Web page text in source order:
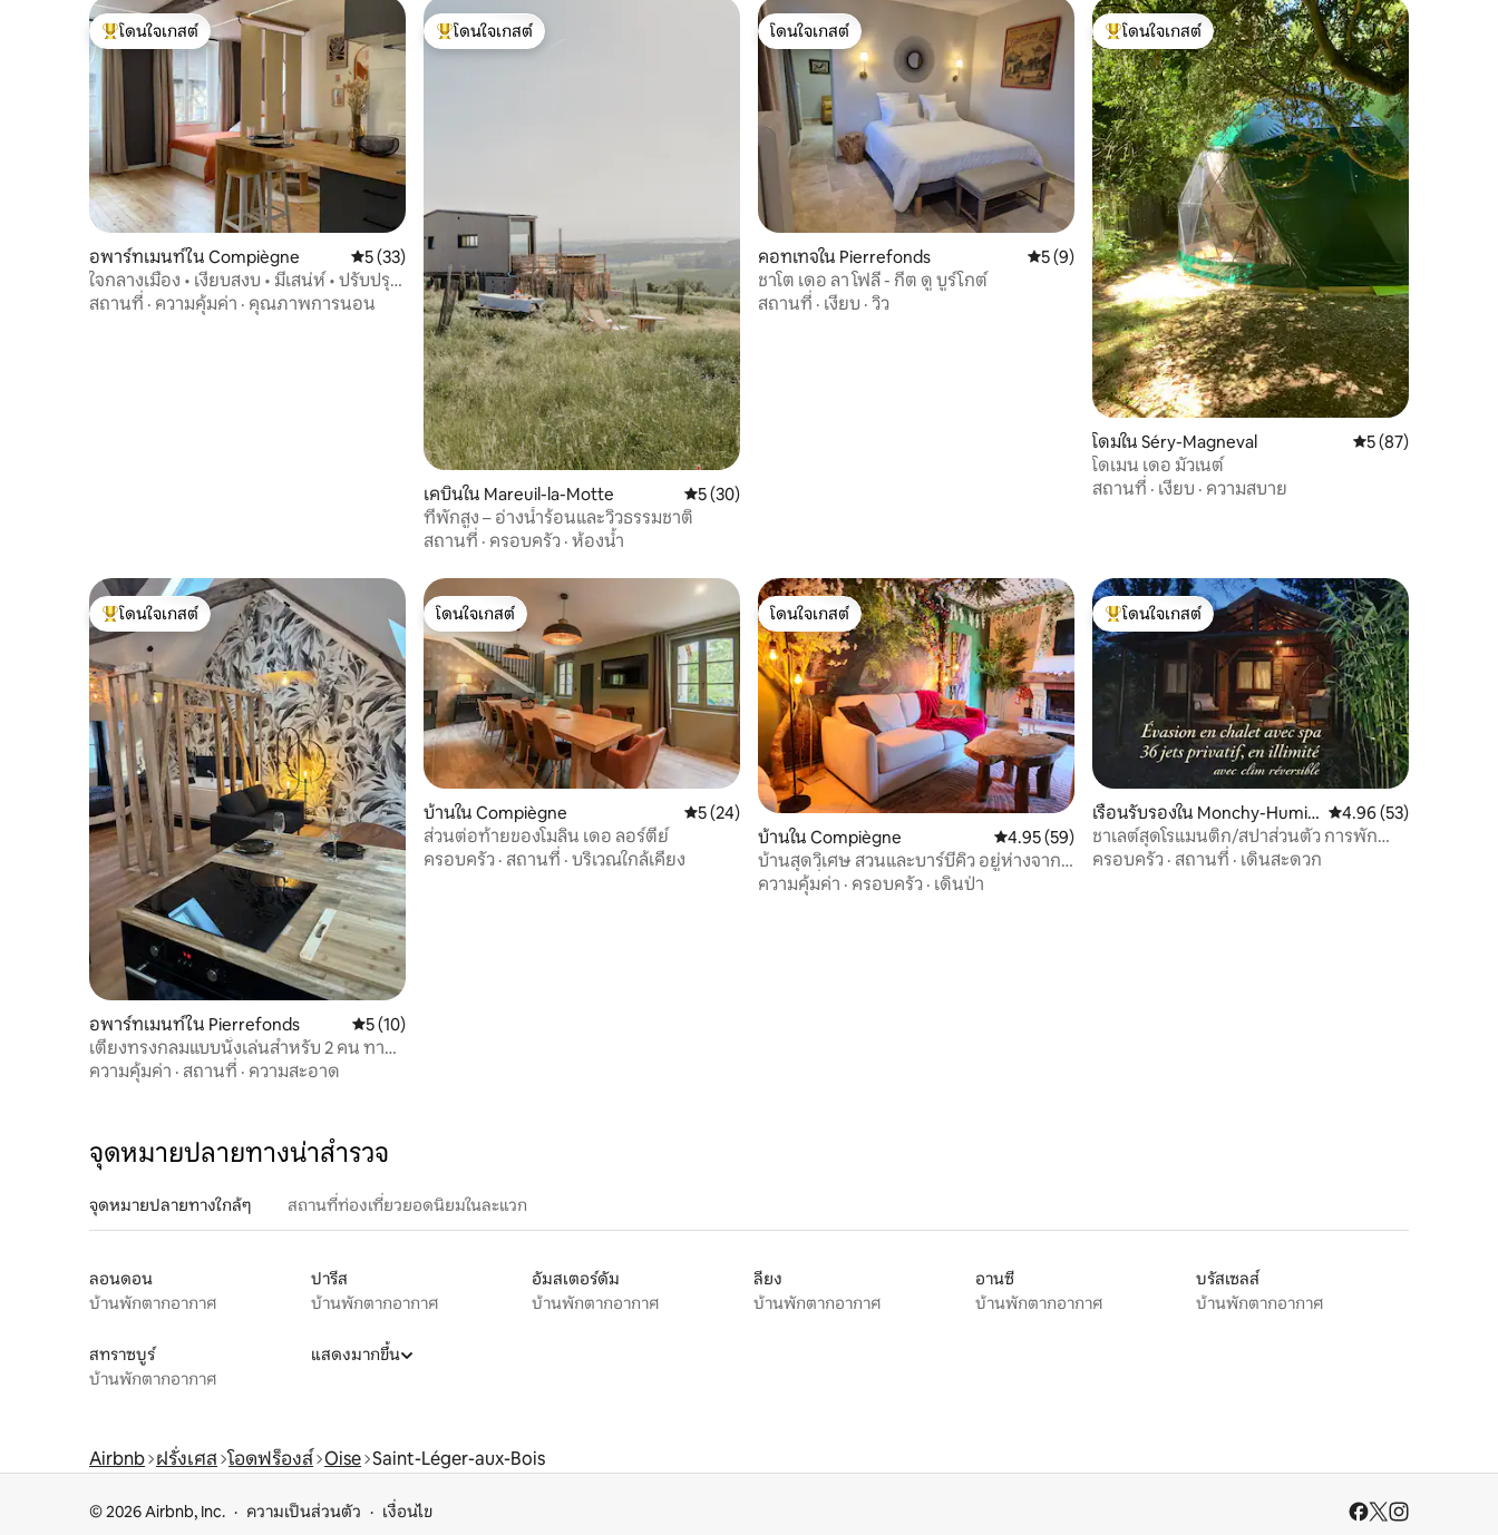
โดนใจเกสต์ที่สุด
โดนใจเกสต์
อพาร์ทเมนท์ใน Compiègne คะแนนเฉลี่ย 5 จาก 5, 33 รีวิว
5 (33)
ใจกลางเมือง • เงียบสงบ • มีเสน่ห์ • ปรับปรุง
ใหม่
สถานที่ · ความคุ้มค่า · คุณภาพการนอน
โดนใจเกสต์ที่สุด
โดนใจเกสต์
เคบินใน Mareuil-la-Motte คะแนนเฉลี่ย 5 จาก 5, 30 รีวิว
5 (30)
ที่พักสูง – อ่างน้ำร้อนและวิวธรรมชาติ
สถานที่ · ครอบครัว · ห้องน้ำ
โดนใจเกสต์
โดนใจเกสต์
คอทเทจใน Pierrefonds คะแนนเฉลี่ย 5 จาก 5, 9 รีวิว
5 (9)
ชาโต เดอ ลา โฟลี - กีต ดู บูร์โกต์
สถานที่ · เงียบ · วิว
โดนใจเกสต์ที่สุด
โดนใจเกสต์
โดมใน Séry-Magneval คะแนนเฉลี่ย 5 จาก
5 (87)
โดเมน เดอ มัวเนต์
สถานที่ · เงียบ · ความสบาย
โดนใจเกสต์ที่สุด
โดนใจเกสต์
อพาร์ทเมนท์ใน Pierrefonds คะแนนเฉลี่ย 5 จาก 5, 10 รีวิว
5 (10)
เตียงทรงกลมแบบนั่งเล่นสำหรับ 2 คน ทามา
รีส์ พร้อมวิวปราสาท
ความคุ้มค่า · สถานที่ · ความสะอาด
โดนใจเกสต์
โดนใจเกสต์
บ้านใน Compiègne คะแนนเฉลี่ย 5 จาก 5, 24 รีวิว
5 (24)
ส่วนต่อท้ายของโมลิน เดอ ลอร์ตีย์
ครอบครัว · สถานที่ · บริเวณใกล้เคียง
โดนใจเกสต์
โดนใจเกสต์
บ้านใน Compiègne คะแนนเฉลี่ย 4.95 จาก 5, 59 รีวิว
4.95 (59)
บ้านสุดวิเศษ สวนและบาร์บีคิว อยู่ห่างจาก
ปารีส 1 ชั่วโมง
ความคุ้มค่า · ครอบครัว · เดินป่า
โดนใจเกสต์ที่สุด
โดนใจเกสต์
เรือนรับรองใน Monchy-Humiè
res
คะแนนเฉลี่ย 4.96 จาก
4.96 (53)
ชาเลต์สุดโรแมนติก/สปาส่วนตัว การพัก
ผ่อน และธรรมชาติสำหรับ 2 คน
ครอบครัว · สถานที่ · เดินสะดวก
จุดหมายปลายทางน่าสำรวจ
จุดหมายปลายทางใกล้ๆ สถานที่ท่องเที่ยวยอดนิยมในละแวก
ลอนดอน
บ้านพักตากอากาศ
ปารีส
บ้านพักตากอากาศ
อัมสเตอร์ดัม
บ้านพักตากอากาศ
ลียง
บ้านพักตากอากาศ
อานซี
บ้านพักตากอากาศ
บรัสเซลส์
บ้านพักตากอากาศ
สทราซบูร์
บ้านพักตากอากาศ
แสดงมากขึ้น
Airbnb ฝรั่งเศส โอดฟร็องส์ Oise Saint-Léger-aux-Bois
© 2026 Airbnb, Inc. ความเป็นส่วนตัว เงื่อนไข